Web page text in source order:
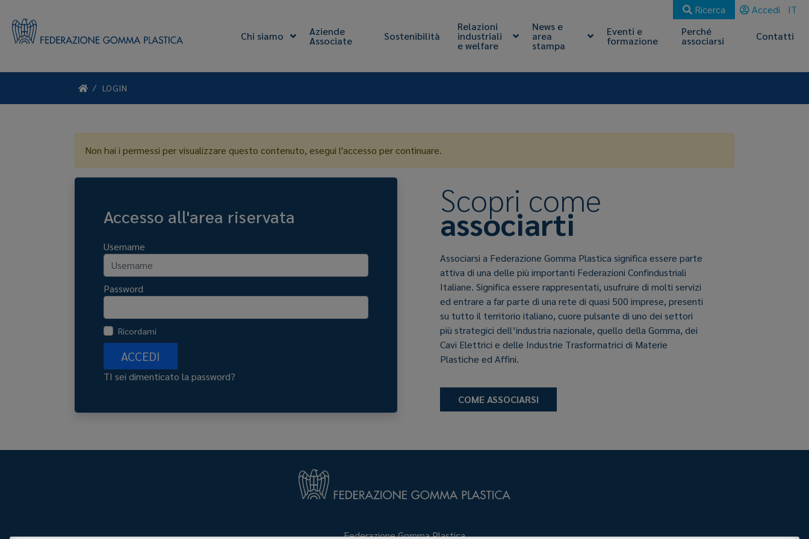
Ricerca Accedi IT
Chi siamo Aziende
Associate Sostenibilità
Relazioni
industriali
e welfare
News e
area
stampa
Eventi e
formazione
Perché
associarsi Contatti
LOGIN
Non hai i permessi per visualizzare questo contenuto, esegui l'accesso per continuare.
Accesso all'area riservata
Username
Password
Ricordami
ACCEDI
TI sei dimenticato la password?
Scopri come
associarti
Associarsi a Federazione Gomma Plastica significa essere parte
attiva di una delle più importanti Federazioni Confindustriali
Italiane. Significa essere rappresentati, usufruire di molti servizi
ed entrare a far parte di una rete di quasi 500 imprese, presenti
su tutto il territorio italiano, cuore pulsante di uno dei settori
più strategici dell’industria nazionale, quello della Gomma, dei
Cavi Elettrici e delle Industrie Trasformatrici di Materie
Plastiche ed Affini.
COME ASSOCIARSI
Federazione Gomma Plastica